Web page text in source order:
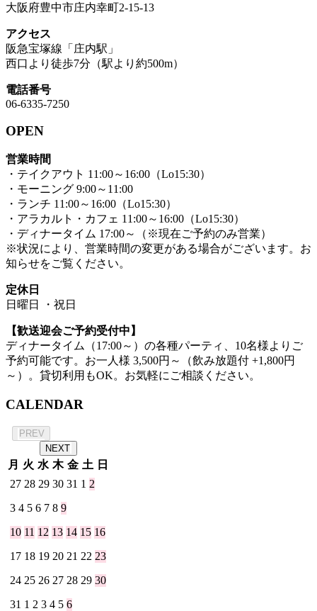
大阪府豊中市庄内幸町2-15-13
アクセス
阪急宝塚線「庄内駅」
西口より徒歩7分（駅より約500m）
電話番号
06-6335-7250
OPEN
営業時間
・テイクアウト 11:00～16:00（Lo15:30）
・モーニング 9:00～11:00
・ランチ 11:00～16:00（Lo15:30）
・アラカルト・カフェ 11:00～16:00（Lo15:30）
・ディナータイム 17:00～（※現在ご予約のみ営業）
※状況により、営業時間の変更がある場合がございます。お
知らせをご覧ください。
定休日
日曜日 ・祝日
【歓送迎会ご予約受付中】
ディナータイム（17:00～）の各種パーティ、10名様よりご
予約可能です。お一人様 3,500円～（飲み放題付 +1,800円
～）。貸切利用もOK。お気軽にご相談ください。
CALENDAR
PREV
NEXT
月 火 水 木 金 土 日
27 28 29 30 31 1 2
3 4 5 6 7 8 9
10 11 12 13 14 15 16
17 18 19 20 21 22 23
24 25 26 27 28 29 30
31 1 2 3 4 5 6